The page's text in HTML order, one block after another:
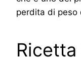
perdita di peso
Ricetta